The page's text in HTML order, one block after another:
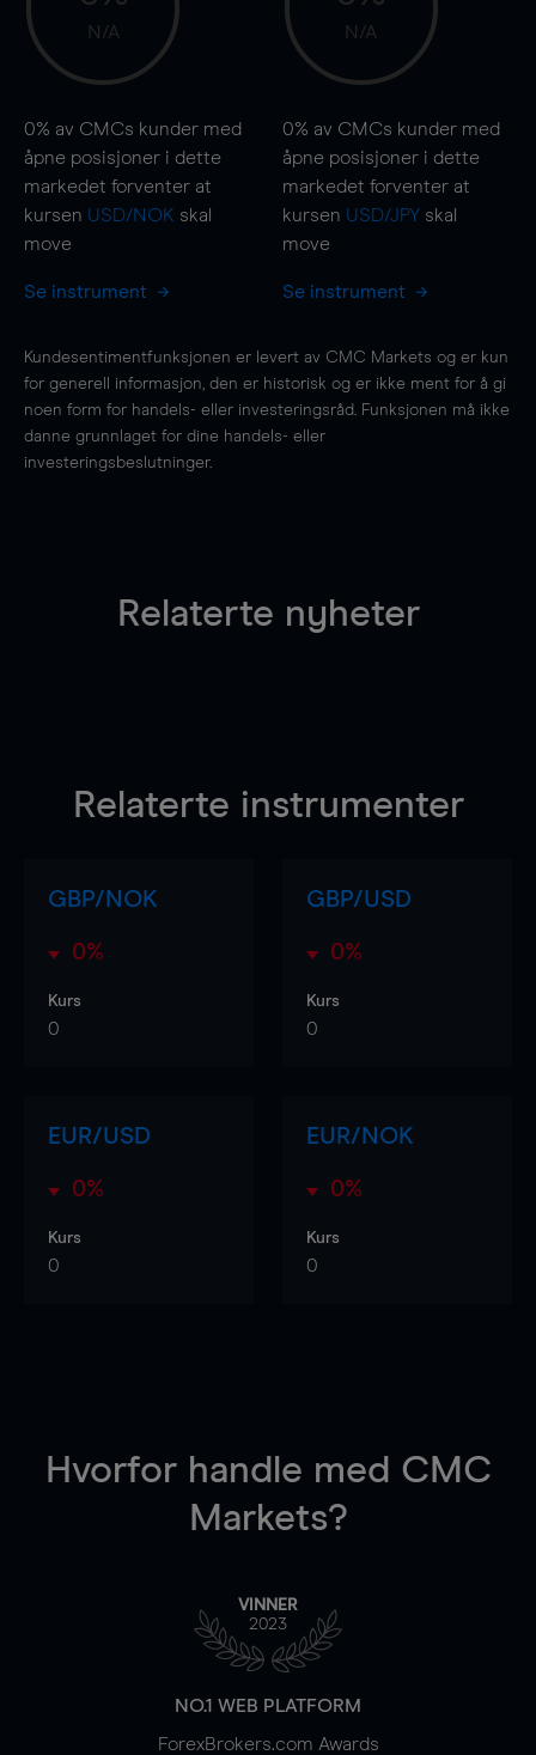
N/A
0% av CMCs kunder med
åpne posisjoner i dette
markedet forventer at
kursen USD/NOK skal
move
Se instrument
N/A
0% av CMCs kunder med
åpne posisjoner i dette
markedet forventer at
kursen USD/JPYskal
move
Se instrument
Kundesentimentfunksjonen er levert av CMC Markets og er kun
for generell informasjon, den er historisk og er ikke ment for å gi
noen form for handels- eller investeringsråd. Funksjonen må ikke
danne grunnlaget for dine handels- eller
investeringsbeslutninger.
Relaterte nyheter
Relaterte instrumenter
GBP/NOK
0%
Kurs
0
GBP/USD
0%
Kurs
0
EUR/USD
0%
Kurs
0
EUR/NOK
0%
Kurs
0
Hvorfor handle med CMC
Markets?
VINNER
2023
NO.1 WEB PLATFORM
ForexBrokers.com Awards